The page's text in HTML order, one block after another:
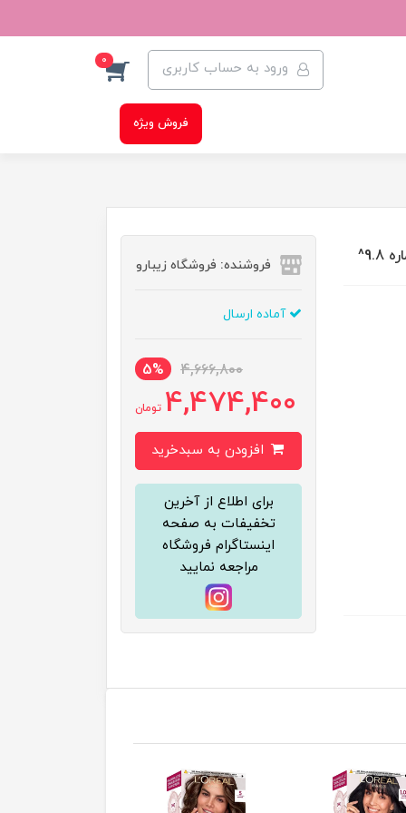
ورود به حساب کاربری 0
فروش ویژه
فروشنده: فروشگاه زیبارو
آماده ارسال
4,666,800
5%
4,474,400 تومان
برای اطلاع از آخرین
تخفیفات به صفحه
اینستاگرام فروشگاه
مراجعه نمایید